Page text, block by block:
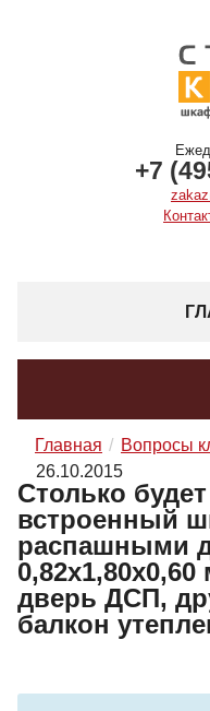
+7
Главная
Вопросы
26.10.2015
Столько
встроенный
распашными
дверь ДСП,
балкон